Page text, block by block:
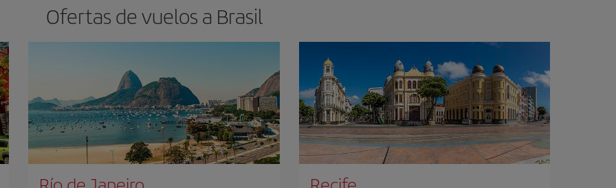
Ofertas de vuelos a Brasil